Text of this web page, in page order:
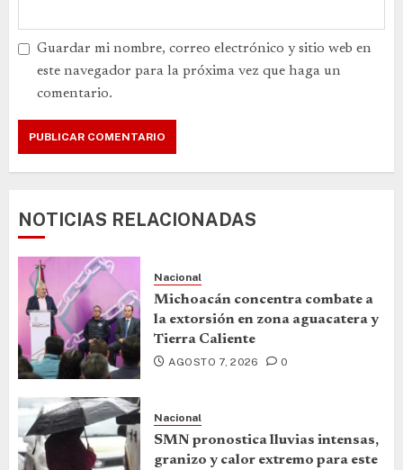
Guardar mi nombre, correo electrónico y sitio web en
este navegador para la próxima vez que haga un
comentario.
NOTICIAS RELACIONADAS
Nacional
Michoacán concentra combate a
la extorsión en zona aguacatera y
Tierra Caliente
AGOSTO 7, 2026 0
Nacional
SMN pronostica lluvias intensas,
granizo y calor extremo para este